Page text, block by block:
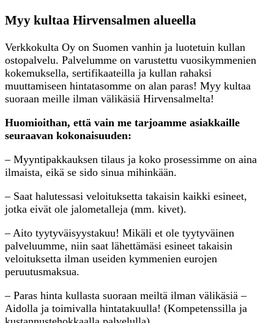
Myy kultaa Hirvensalmen alueella
Verkkokulta Oy on Suomen vanhin ja luotetuin kullan
ostopalvelu. Palvelumme on varustettu vuosikymmenien
kokemuksella, sertifikaateilla ja kullan rahaksi
muuttamiseen hintatasomme on alan paras! Myy kultaa
suoraan meille ilman välikäsiä Hirvensalmelta!
Huomioithan, että vain me tarjoamme asiakkaille
seuraavan kokonaisuuden:
– Myyntipakkauksen tilaus ja koko prosessimme on aina
ilmaista, eikä se sido sinua mihinkään.
– Saat halutessasi veloituksetta takaisin kaikki esineet,
jotka eivät ole jalometalleja (mm. kivet).
– Aito tyytyväisyystakuu! Mikäli et ole tyytyväinen
palveluumme, niin saat lähettämäsi esineet takaisin
veloituksetta ilman useiden kymmenien eurojen
peruutusmaksua.
– Paras hinta kullasta suoraan meiltä ilman välikäsiä –
Aidolla ja toimivalla hintatakuulla! (Kompetenssilla ja